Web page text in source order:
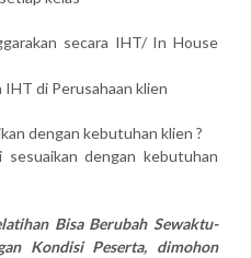
secara IHT/ In House
IHT di Perusahaan klien
dengan kebutuhan klien ?
dengan kebutuhan
Bisa Berubah Sewaktu-
Kondisi Peserta, dimohon